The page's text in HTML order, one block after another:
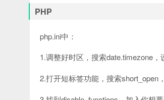
PHP
php.ini中：
1.调整好时区，搜索date.timezone，
2.打开短标签功能，搜索short_open